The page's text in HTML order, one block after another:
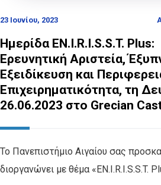
23 Ιουνίου, 2023
Ημερίδα EN.I.R.I.S.S.T. Plus:
Ερευνητική Αριστεία,
Εξειδίκευση και
Επιχειρηματικότητα, τη
26.06.2023 στο Grecian
Το Πανεπιστήμιο Αιγαίου σας
διοργανώνει με θέμα «EN.I.R.I.S.S.T.